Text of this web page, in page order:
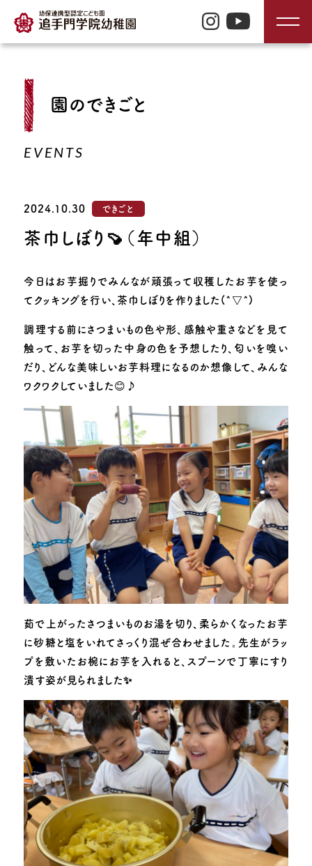
TOP
入園のご案内
お知らせ 園のできごと
動画で見る追手門学院幼稚園
お問い合わせ このサイトについて
園のできごと
EVENTS
2024.10.30 できごと
茶巾しぼり🍠（年中組）
今日はお芋掘りでみんなが頑張って収穫したお芋を使っ
てクッキングを行い、茶巾しぼりを作りました(^▽^)
調理する前にさつまいもの色や形、感触や重さなどを見て
触って、お芋を切った中身の色を予想したり、匂いを嗅い
だり、どんな美味しいお芋料理になるのか想像して、みんな
ワクワクしていました😊♪
茹で上がったさつまいものお湯を切り、柔らかくなったお芋
に砂糖と塩をいれてさっくり混ぜ合わせました。先生がラッ
プを敷いたお椀にお芋を入れると、スプーンで丁寧にすり
潰す姿が見られました✨